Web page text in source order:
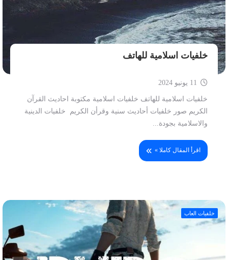
خلفيات اسلامية للهاتف
خلفيات اسلامية للهاتف خلفيات اسلامية مكتوبة احاديث القرآن
الكريم صور خلفيات أحاديث سنية وقرأن الكريم خلفيات الدينية
والاسلامية بجودة...
اقرأ المقال كاملا »
خلفيات العاب